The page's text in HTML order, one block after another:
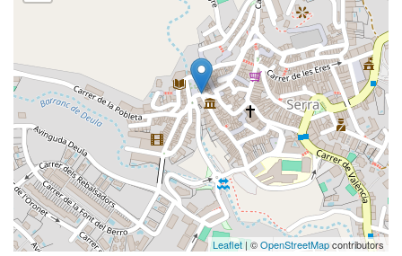
Leaflet| ©OpenStreetMapcontributors